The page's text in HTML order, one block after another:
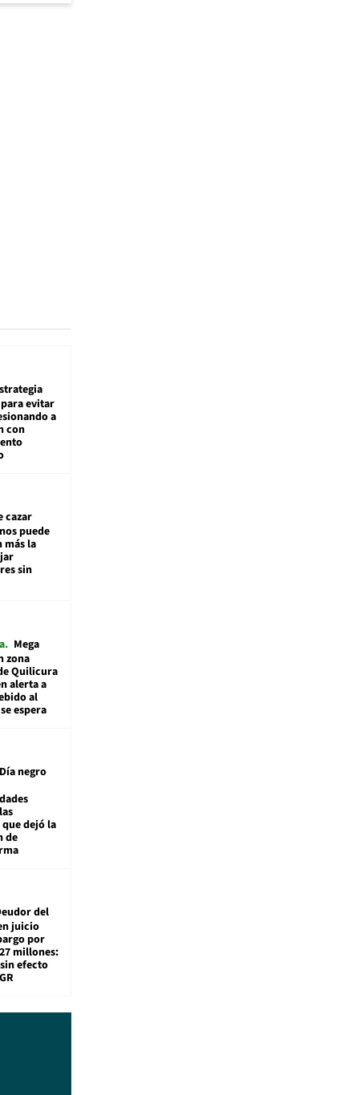
evitar
a
con
cazar
puede
más la
sin
Mega
zona
Quilicura
alerta a
al
espera
negro
dejó la
de
del
juicio
por
millones:
efecto